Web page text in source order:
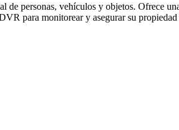
personas, vehículos y objetos. Ofrece
para monitorear y asegurar su propiedad